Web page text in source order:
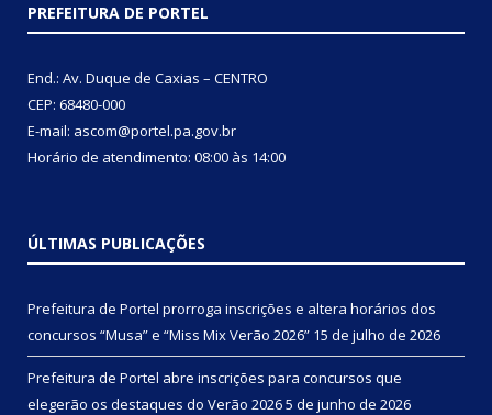
PREFEITURA DE PORTEL
End.: Av. Duque de Caxias – CENTRO
CEP: 68480-000
E-mail: ascom@portel.pa.gov.br
Horário de atendimento: 08:00 às 14:00
ÚLTIMAS PUBLICAÇÕES
Prefeitura de Portel prorroga inscrições e altera horários dos
concursos “Musa” e “Miss Mix Verão 2026” 15 de julho de 2026
Prefeitura de Portel abre inscrições para concursos que
elegerão os destaques do Verão 20265 de junho de 2026